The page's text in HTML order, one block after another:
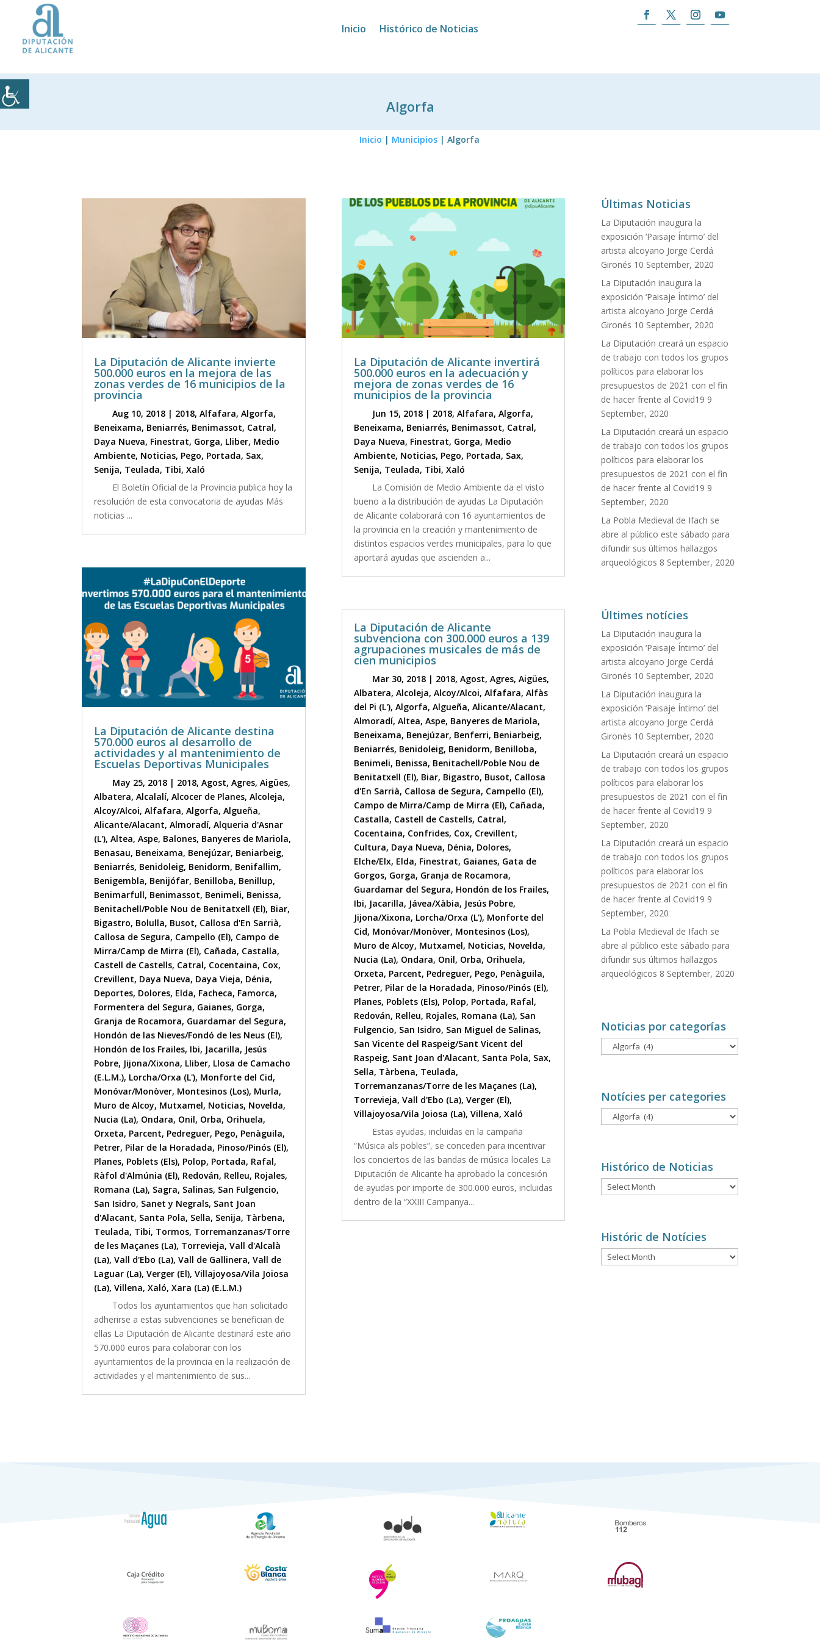
Inicio Histórico de Noticias
Algorfa
Inicio | Municipios| Algorfa
La Diputación de Alicante invierte
500.000 euros en la mejora de las
zonas verdes de 16 municipios de la
provincia
Aug 10, 2018 | 2018,Alfafara,Algorfa,
Beneixama, Beniarrés, Benimassot, Catral,
Daya Nueva, Finestrat, Gorga, Lliber, Medio
Ambiente, Noticias, Pego, Portada, Sax,
Senija, Teulada, Tibi,Xaló
El Boletín Oficial de la Provincia publica hoy la
resolución de esta convocatoria de ayudas Más
noticias ...
La Diputación de Alicante destina
570.000 euros al desarrollo de
actividades y al mantenimiento de
Escuelas Deportivas Municipales
May 25, 2018 | 2018,Agost,Agres,Aigües,
Albatera,Alcalalí,Alcocer de Planes,Alcoleja,
Alcoy/Alcoi,Alfafara,Algorfa,Algueña,
Alicante/Alacant,Almoradí,Alqueria d'Asnar
(L'),Altea,Aspe, Balones, Banyeres de Mariola,
Benasau, Beneixama, Benejúzar, Beniarbeig,
Beniarrés, Benidoleig, Benidorm, Benifallim,
Benigembla, Benijófar, Benilloba, Benillup,
Benimarfull, Benimassot, Benimeli, Benissa,
Benitachell/Poble Nou de Benitatxell (El), Biar,
Bigastro, Bolulla, Busot, Callosa d'En Sarrià,
Callosa de Segura, Campello (El), Campo de
Mirra/Camp de Mirra (El), Cañada, Castalla,
Castell de Castells, Catral, Cocentaina, Cox,
Crevillent, Daya Nueva, Daya Vieja, Dénia,
Deportes, Dolores, Elda, Facheca, Famorca,
Formentera del Segura, Gaianes, Gorga,
Granja de Rocamora, Guardamar del Segura,
Hondón de las Nieves/Fondó de les Neus (El),
Hondón de los Frailes, Ibi, Jacarilla, Jesús
Pobre, Jijona/Xixona, Lliber, Llosa de Camacho
(E.L.M.), Lorcha/Orxa (L'), Monforte del Cid,
Monóvar/Monòver, Montesinos (Los), Murla,
Muro de Alcoy, Mutxamel, Noticias, Novelda,
Nucia (La), Ondara, Onil, Orba, Orihuela,
Orxeta, Parcent, Pedreguer, Pego, Penàguila,
Petrer, Pilar de la Horadada, Pinoso/Pinós (El),
Planes, Poblets (Els), Polop, Portada, Rafal,
Ràfol d'Almúnia (El), Redován, Relleu, Rojales,
Romana (La), Sagra, Salinas, San Fulgencio,
San Isidro, Sanet y Negrals, Sant Joan
d'Alacant, Santa Pola, Sella, Senija, Tàrbena,
Teulada, Tibi, Tormos, Torremanzanas/Torre
de les Maçanes (La), Torrevieja,Vall d'Alcalà
(La),Vall d'Ebo (La),Vall de Gallinera,Vall de
Laguar (La),Verger (El),Villajoyosa/Vila Joiosa
(La),Villena,Xaló,Xara (La) (E.L.M.)
Todos los ayuntamientos que han solicitado
adherirse a estas subvenciones se benefician de
ellas La Diputación de Alicante destinará este año
570.000 euros para colaborar con los
ayuntamientos de la provincia en la realización de
actividades y el mantenimiento de sus...
La Diputación de Alicante invertirá
500.000 euros en la adecuación y
mejora de zonas verdes de 16
municipios de la provincia
Jun 15, 2018| 2018, Alfafara, Algorfa,
Beneixama, Beniarrés, Benimassot, Catral,
Daya Nueva, Finestrat, Gorga, Medio
Ambiente, Noticias, Pego, Portada, Sax,
Senija, Teulada, Tibi, Xaló
La Comisión de Medio Ambiente da el visto
bueno a la distribución de ayudas La Diputación
de Alicante colaborará con 16 ayuntamientos de
la provincia en la creación y mantenimiento de
distintos espacios verdes municipales, para lo que
aportará ayudas que ascienden a...
La Diputación de Alicante
subvenciona con 300.000 euros a 139
agrupaciones musicales de más de
cien municipios
Mar 30, 2018| 2018, Agost, Agres, Aigües,
Albatera, Alcoleja, Alcoy/Alcoi, Alfafara, Alfàs
del Pi (L'), Algorfa, Algueña, Alicante/Alacant,
Almoradí, Altea, Aspe, Banyeres de Mariola,
Beneixama, Benejúzar, Benferri, Beniarbeig,
Beniarrés, Benidoleig, Benidorm, Benilloba,
Benimeli, Benissa, Benitachell/Poble Nou de
Benitatxell (El), Biar, Bigastro, Busot, Callosa
d'En Sarrià, Callosa de Segura, Campello (El),
Campo de Mirra/Camp de Mirra (El), Cañada,
Castalla, Castell de Castells, Catral,
Cocentaina, Confrides, Cox, Crevillent,
Cultura, Daya Nueva, Dénia, Dolores,
Elche/Elx, Elda, Finestrat, Gaianes, Gata de
Gorgos, Gorga, Granja de Rocamora,
Guardamar del Segura, Hondón de los Frailes,
Ibi, Jacarilla, Jávea/Xàbia, Jesús Pobre,
Jijona/Xixona, Lorcha/Orxa (L'), Monforte del
Cid, Monóvar/Monòver, Montesinos (Los),
Muro de Alcoy, Mutxamel, Noticias, Novelda,
Nucia (La), Ondara, Onil, Orba, Orihuela,
Orxeta, Parcent, Pedreguer, Pego, Penàguila,
Petrer, Pilar de la Horadada, Pinoso/Pinós (El),
Planes, Poblets (Els), Polop, Portada, Rafal,
Redován, Relleu, Rojales, Romana (La), San
Fulgencio, San Isidro, San Miguel de Salinas,
San Vicente del Raspeig/Sant Vicent del
Raspeig, Sant Joan d'Alacant, Santa Pola, Sax,
Sella, Tàrbena, Teulada,
Torremanzanas/Torre de les Maçanes (La),
Torrevieja, Vall d'Ebo (La), Verger (El),
Villajoyosa/Vila Joiosa (La), Villena, Xaló
Estas ayudas, incluidas en la campaña
“Música als pobles”, se conceden para incentivar
los conciertos de las bandas de música locales La
Diputación de Alicante ha aprobado la concesión
de ayudas por importe de 300.000 euros, incluidas
dentro de la “XXIII Campanya...
Últimas Noticias
La Diputación inaugura la
exposición ‘Paisaje Íntimo’ del
artista alcoyano Jorge Cerdá
Gironés 10 September, 2020
La Diputación inaugura la
exposición ‘Paisaje Íntimo’ del
artista alcoyano Jorge Cerdá
Gironés 10 September, 2020
La Diputación creará un espacio
de trabajo con todos los grupos
políticos para elaborar los
presupuestos de 2021 con el fin
de hacer frente al Covid19 9
September, 2020
La Diputación creará un espacio
de trabajo con todos los grupos
políticos para elaborar los
presupuestos de 2021 con el fin
de hacer frente al Covid19 9
September, 2020
La Pobla Medieval de Ifach se
abre al público este sábado para
difundir sus últimos hallazgos
arqueológicos 8 September, 2020
Últimes notícies
La Diputación inaugura la
exposición ‘Paisaje Íntimo’ del
artista alcoyano Jorge Cerdá
Gironés 10 September, 2020
La Diputación inaugura la
exposición ‘Paisaje Íntimo’ del
artista alcoyano Jorge Cerdá
Gironés 10 September, 2020
La Diputación creará un espacio
de trabajo con todos los grupos
políticos para elaborar los
presupuestos de 2021 con el fin
de hacer frente al Covid19 9
September, 2020
La Diputación creará un espacio
de trabajo con todos los grupos
políticos para elaborar los
presupuestos de 2021 con el fin
de hacer frente al Covid19 9
September, 2020
La Pobla Medieval de Ifach se
abre al público este sábado para
difundir sus últimos hallazgos
arqueológicos 8 September, 2020
Noticias por categorías
Noticias
por
Notícies per categories
Notícies
per
Histórico de Noticias
Histórico
de
Históric de Notícies
Históric
de